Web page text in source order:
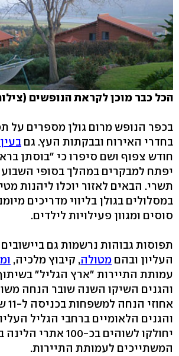
הכל כבר מוכן לקראת הנופשים
בכפר הנופש מרום גולן מספרים על
בחדרי האירוח ובבקתות העץ. גם בעין
חודש צפוף ושם סיפרו כי "בוסתן
יפתח למבקרים במהלך בסופי השבוע
תשרי. הבאים לאזור יוכלו ליהנות
במסלולים בגולן בליווי מדריכים
סוסים ומגוון פעילויות לילדים.
תפוסות גבוהות נרשמות גם ביישובים
העליון ובהם מטולה, קיבוץ מלכיה,
עמותת התיירות "ארץ הגליל"
והגנים הלאומיים ברחבי הגליל
יחולקו לשוהים בכ-100
המשתייכים לעמותת התיירות.